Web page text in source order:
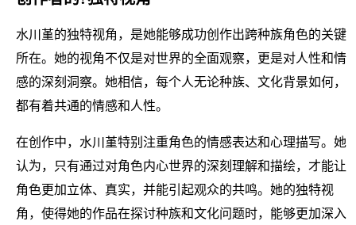
水川堇的独特视角，是她能够成功创作出跨种族角色的关键
所在。她的视角不仅是对世界的全面观察，更是对人性和情
感的深刻洞察。她相信，每个人无论种族、文化背景如何，
都有着共通的情感和人性。
在创作中，水川堇特别注重角色的情感表达和心理描写。她
认为，只有通过对角色内心世界的深刻理解和描绘，才能让
角色更加立体、真实，并能引起观众的共鸣。她的独特视
角，使得她的作品在探讨种族和文化问题时，能够更加深入